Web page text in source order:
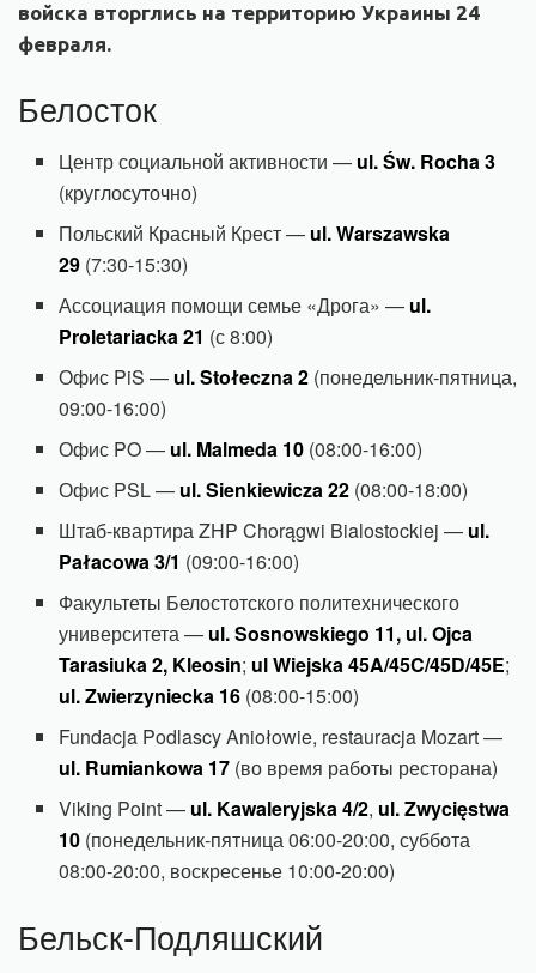
войска вторглись на территорию Украины 24
февраля.
Белосток
Центр социальной активности — ul. Św. Rocha 3
(круглосуточно)
Польский Красный Крест — ul. Warszawska
29 (7:30-15:30)
Ассоциация помощи семье «Дрога» — ul.
Proletariacka 21 (с 8:00)
Офис PiS — ul. Stołeczna 2 (понедельник-пятница,
09:00-16:00)
Офис PO — ul. Malmeda 10 (08:00-16:00)
Офис PSL — ul. Sienkiewicza 22 (08:00-18:00)
Штаб-квартира ZHP Chorągwi Bialostockiej — ul.
Pałacowa 3/1 (09:00-16:00)
Факультеты Белостотского политехнического
университета — ul. Sosnowskiego 11, ul. Ojca
Tarasiuka 2, Kleosin; ul Wiejska 45A/45C/45D/45E;
ul. Zwierzyniecka 16 (08:00-15:00)
Fundacja Podlascy Aniołowie, restauracja Mozart —
ul. Rumiankowa 17 (во время работы ресторана)
Viking Point — ul. Kawaleryjska 4/2, ul. Zwycięstwa
10 (понедельник-пятница 06:00-20:00, суббота
08:00-20:00, воскресенье 10:00-20:00)
Бельск-Подляшский